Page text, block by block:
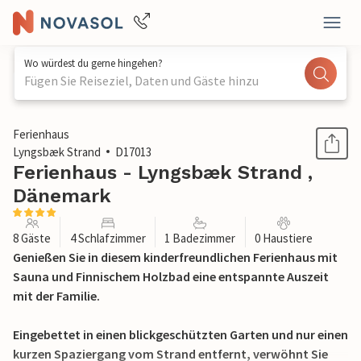
Wo würdest du gerne hingehen?
Fügen Sie Reiseziel, Daten und Gäste hinzu
1 / 32
Ferienhaus
Lyngsbæk Strand
D17013
Ferienhaus - Lyngsbæk Strand ,
Dänemark
8 Gäste 4 Schlafzimmer 1 Badezimmer 0 Haustiere
Genießen Sie in diesem kinderfreundlichen Ferienhaus mit
Sauna und Finnischem Holzbad eine entspannte Auszeit
mit der Familie.
Eingebettet in einen blickgeschützten Garten und nur einen
kurzen Spaziergang vom Strand entfernt, verwöhnt Sie